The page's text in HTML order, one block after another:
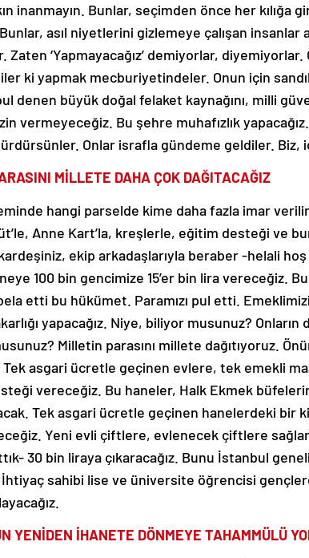
inanmayın. Bunlar, seçimden önce her kılığa
asıl niyetlerini gizlemeye çalışan insanlar
Zaten ‘Yapmayacağız’ demiyorlar,
ki yapmak mecburiyetindeler. Onun için
denen büyük doğal felaket kaynağını, milli
vermeyeceğiz. Bu şehre muhafızlık
Onlar israfla gündeme geldiler. Biz,
MİLLETE DAHA ÇOK DAĞITACAĞIZ
hangi parselde kime daha fazla imar
Anne Kart’la, kreşlerle, eğitim desteği ve
ekip arkadaşlarıyla beraber -helali
100 bin gencimize 15’er bin lira vereceğiz.
etti bu hükümet. Paramızı pul etti.
yapacağız. Niye, biliyor musunuz?
Milletin parasını millete dağıtıyoruz.
Tek asgari ücretle geçinen evlere, tek emekli
vereceğiz. Bu haneler, Halk Ekmek
Tek asgari ücretle geçinen hanelerdeki bir
Yeni evli çiftlere, evlenecek çiftlere
30 bin liraya çıkaracağız. Bunu İstanbul
İhtiyaç sahibi lise ve üniversite öğrencisi
YENİDEN İHANETE DÖNMEYE TAHAMMÜLÜ